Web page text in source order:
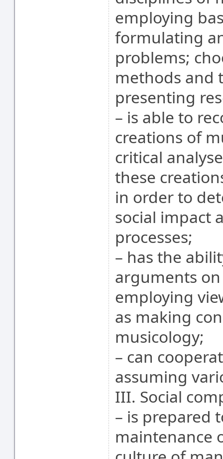
employing
formulating
problems;
methods and
presenting
– is able to
creations of
critical
these
in order to
social impact
processes;
– has the
arguments
employing
as making
musicology;
– can
assuming
III. Social
– is prepared
maintenance